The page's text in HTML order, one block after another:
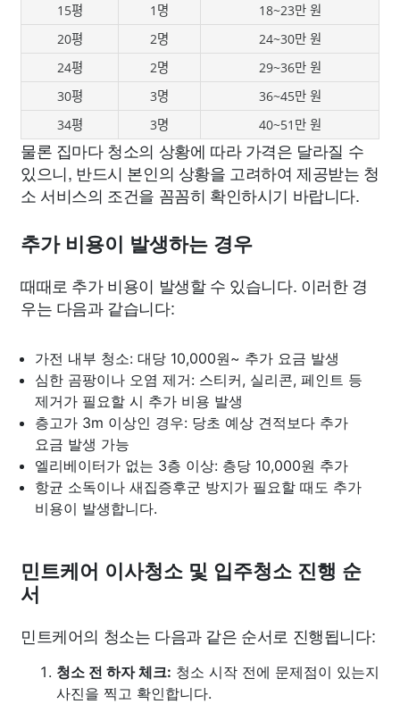
15평
1명
18~23만 원
20평
2명
24~30만 원
24평
2명
29~36만 원
30평
3명
36~45만 원
34평
3명 40~51만 원
물론 집마다 청소의 상황에 따라 가격은 달라질 수
있으니, 반드시 본인의 상황을 고려하여 제공받는 청
소 서비스의 조건을 꼼꼼히 확인하시기 바랍니다.
추가 비용이 발생하는 경우
때때로 추가 비용이 발생할 수 있습니다. 이러한 경
우는 다음과 같습니다:
가전 내부 청소: 대당 10,000원~ 추가 요금 발생
심한 곰팡이나 오염 제거: 스티커, 실리콘, 페인트 등
제거가 필요할 시 추가 비용 발생
층고가 3m 이상인 경우: 당초 예상 견적보다 추가
요금 발생 가능
엘리베이터가 없는 3층 이상: 층당 10,000원 추가
항균 소독이나 새집증후군 방지가 필요할 때도 추가
비용이 발생합니다.
민트케어 이사청소 및 입주청소 진행 순
서
민트케어의 청소는 다음과 같은 순서로 진행됩니다:
청소 전 하자 체크: 청소 시작 전에 문제점이 있는지
사진을 찍고 확인합니다.